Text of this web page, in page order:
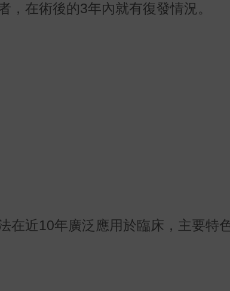
在術後的3年內就有復發情況。
在近10年廣泛應用於臨床，主要特